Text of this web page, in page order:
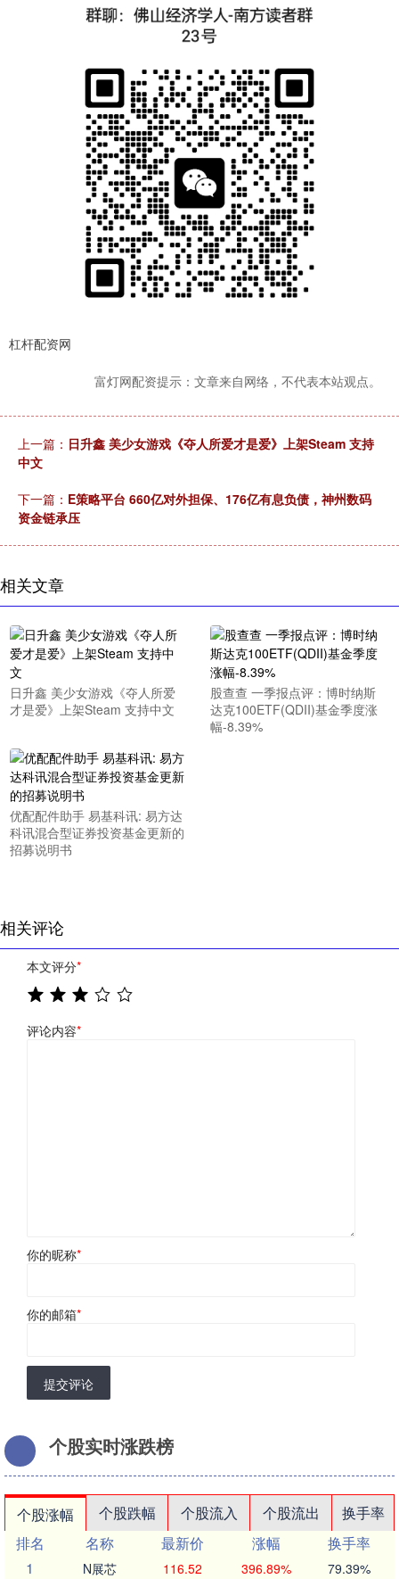
杠杆配资网
富灯网配资提示：文章来自网络，不代表本站观点。
上一篇： 日升鑫 美少女游戏《夺人所爱才是爱》上架Steam 支持
中文
下一篇： E策略平台 660亿对外担保、176亿有息负债，神州数码
资金链承压
相关文章
日升鑫 美少女游戏《夺人所爱
才是爱》上架Steam 支持中文
股查查 一季报点评：博时纳斯
达克100ETF(QDII)基金季度涨
幅-8.39%
优配配件助手 易基科讯: 易方达
科讯混合型证券投资基金更新的
招募说明书
相关评论
本文评分*
评论内容*
你的昵称*
你的邮箱*
提交评论
个股实时涨跌榜
个股涨幅 个股跌幅 个股流入 个股流出
换手率
排名
名称 最新价 涨幅
换手率
1
N展芯 116.52 396.89% 79.39%